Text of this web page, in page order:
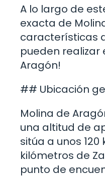
A lo largo de
exacta de
características
pueden realizar
Aragón!
## Ubicación
Molina de
una altitud de
sitúa a unos
kilómetros de
punto de